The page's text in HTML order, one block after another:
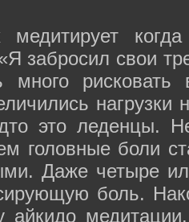
медитирует
забросил свои
много
нагрузки
это леденцы.
головные боли
Даже четыре
боль.
айкидо